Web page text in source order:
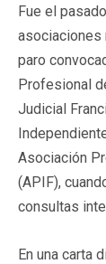
Fue el
asociaciones
paro
Profesional
Judicial
Asociación
(APIF),
consultas
En una carta